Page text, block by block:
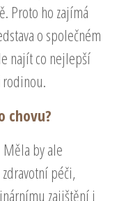
Proto ho zajímá
o společném
najít co nejlepší
chovu?
Měla by ale
péči,
zajištění i